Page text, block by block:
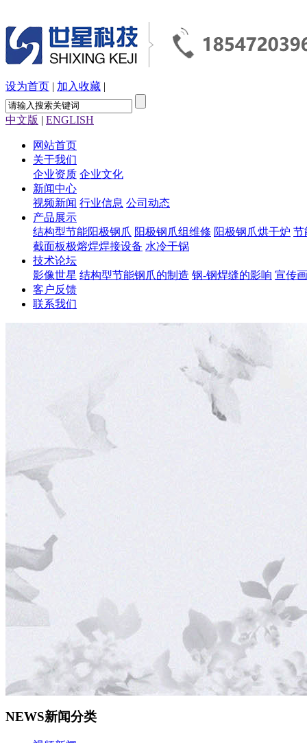
设为首页 | 加入收藏 |
中文版 | ENGLISH
网站首页
关于我们
企业资质 企业文化
新闻中心
视频新闻 行业信息 公司动态
产品展示
结构型节能阳极钢爪 阳极钢爪组维修 阳极钢爪烘干炉 节
截面板极熔焊焊接设备 水冷干锅
技术论坛
影像世星 结构型节能钢爪的制造 钢-钢焊缝的影响 宣传
客户反馈
联系我们
NEWS新闻分类